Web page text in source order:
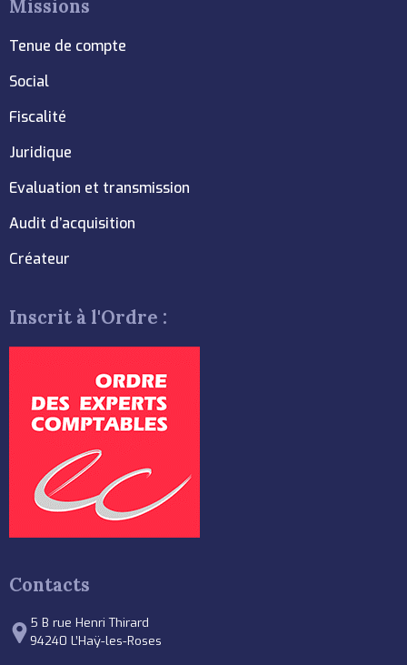
Missions
Tenue de compte
Social
Fiscalité
Juridique
Evaluation et transmission
Audit d’acquisition
Créateur
Inscrit à l'Ordre :
Contacts
5 B rue Henri Thirard
94240 L’Haÿ-les-Roses